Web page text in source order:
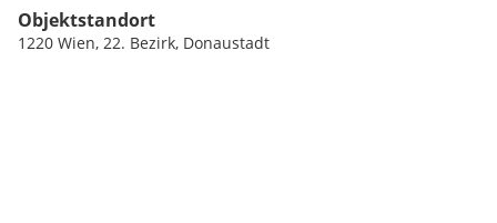
Objektstandort
1220 Wien, 22. Bezirk, Donaustadt